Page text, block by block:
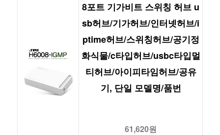
8포트 기가비트 스위칭 허브 u
sb허브/기가허브/인터넷허브/i
ptime허브/스위칭허브/공기정
화식물/c타입허브/usbc타입멀
티허브/아이피타임허브/공유
기, 단일 모델명/품번
61,620원